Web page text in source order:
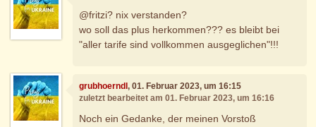
@fritzi? nix verstanden?
wo soll das plus herkommen??? es bleibt bei
"aller tarife sind vollkommen ausgeglichen"!!!
grubhoerndl, 01. Februar 2023, um 16:15
zuletzt bearbeitet am 01. Februar 2023, um 16:16
Noch ein Gedanke, der meinen Vorstoß